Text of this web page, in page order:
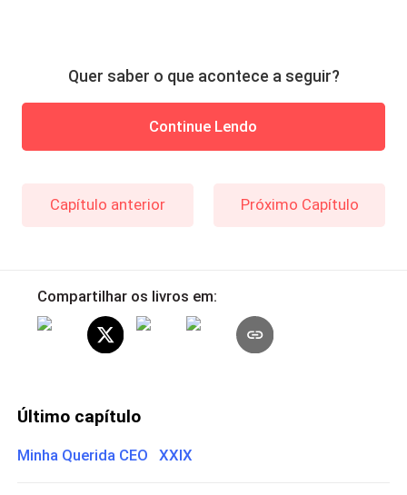
Quer saber o que acontece a seguir?
Continue Lendo
Capítulo anterior Próximo Capítulo
Compartilhar os livros em:
Último capítulo
Minha Querida CEO XXIX